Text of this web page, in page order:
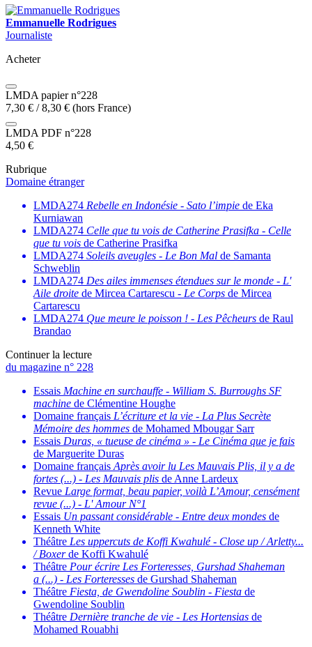
Emmanuelle Rodrigues
Journaliste
Acheter
LMDA papier n°228
7,30 € /8,30 € (hors France)
LMDA PDF n°228
4,50 €
Rubrique
Domaine étranger
LMDA274 Rebelle en Indonésie - Sato l’impie de Eka
Kurniawan
LMDA274 Celle que tu vois de Catherine Prasifka - Celle
que tu vois de Catherine Prasifka
LMDA274 Soleils aveugles - Le Bon Mal de Samanta
Schweblin
LMDA274 Des ailes immenses étendues sur le monde - L'
Aile droite de Mircea Cartarescu - Le Corps de Mircea
Cartarescu
LMDA274 Que meure le poisson ! - Les Pêcheurs de Raul
Brandao
Continuer la lecture
du magazine n° 228
Essais Machine en surchauffe - William S. Burroughs SF
machine de Clémentine Houghe
Domaine français L’écriture et la vie - La Plus Secrète
Mémoire des hommes de Mohamed Mbougar Sarr
Essais Duras, « tueuse de cinéma » - Le Cinéma que je fais
de Marguerite Duras
Domaine français Après avoir lu Les Mauvais Plis, il y a de
fortes (...) - Les Mauvais plis de Anne Lardeux
Revue Large format, beau papier, voilà L’Amour, censément
revue (...) - L' Amour N°1
Essais Un passant considérable - Entre deux mondes de
Kenneth White
Théâtre Les uppercuts de Koffi Kwahulé - Close up / Arletty...
/ Boxerde Koffi Kwahulé
Théâtre Pour écrire Les Forteresses, Gurshad Shaheman
a (...) - Les Forteresses de Gurshad Shaheman
Théâtre Fiesta, de Gwendoline Soublin - Fiesta de
Gwendoline Soublin
Théâtre Dernière tranche de vie - Les Hortensias de
Mohamed Rouabhi